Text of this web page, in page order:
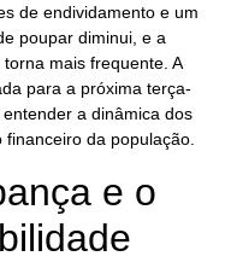
de endividamento e um
poupar diminui, e a
mais frequente. A
para a próxima terça-
a dinâmica dos
da população.
e o